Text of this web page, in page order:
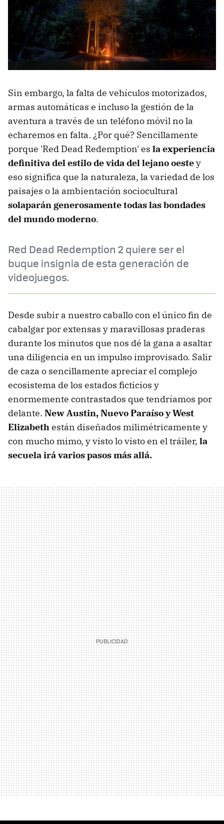
Sin embargo, la falta de vehículos motorizados,
armas automáticas e incluso la gestión de la
aventura a través de un teléfono móvil no la
echaremos en falta. ¿Por qué? Sencillamente
porque 'Red Dead Redemption' es la experiencia
definitiva del estilo de vida del lejano oestey
eso significa que la naturaleza, la variedad de los
paisajes o la ambientación sociocultural
solaparán generosamente todas las bondades
del mundo moderno.
Red Dead Redemption 2 quiere ser el
buque insignia de esta generación de
videojuegos.
Desde subir a nuestro caballo con el único fin de
cabalgar por extensas y maravillosas praderas
durante los minutos que nos dé la gana a asaltar
una diligencia en un impulso improvisado. Salir
de caza o sencillamente apreciar el complejo
ecosistema de los estados ficticios y
enormemente contrastados que tendríamos por
delante. New Austin, Nuevo Paraíso y West
Elizabethestán diseñados milimétricamente y
con mucho mimo, y visto lo visto en el tráiler, la
secuela irá varios pasos más allá.